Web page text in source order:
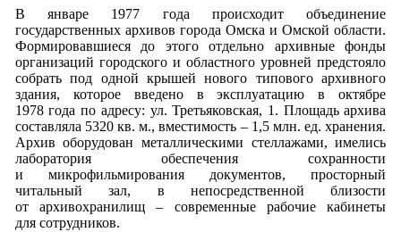
В январе 1977 года происходит объединение
государственных архивов города Омска и Омской области.
Формировавшиеся до этого отдельно архивные фонды
организаций городского и областного уровней предстояло
собрать под одной крышей нового типового архивного
здания, которое введено в эксплуатацию в октябре
1978 года по адресу: ул. Третьяковская, 1. Площадь архива
составляла 5320 кв. м., вместимость – 1,5 млн. ед. хранения.
Архив оборудован металлическими стеллажами, имелись
лаборатория обеспечения сохранности
и микрофильмирования документов, просторный
читальный зал, в непосредственной близости
от архивохранилищ – современные рабочие кабинеты
для сотрудников.